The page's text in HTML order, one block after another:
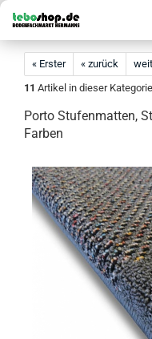
« Erster « zurück
11 Artikel in dieser Kategorie
Porto Stufenmatten,
Farben